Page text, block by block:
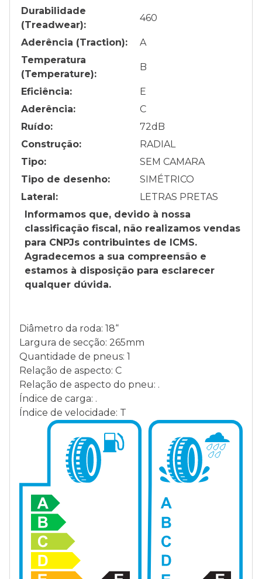
Durabilidade
(Treadwear):
460
Aderência (Traction):
A
Temperatura
(Temperature):
B
Eficiência:
E
Aderência:
C
Ruído:
72dB
Construção:
RADIAL
Tipo:
SEM CAMARA
Tipo de desenho:
SIMÉTRICO
Lateral:
LETRAS PRETAS
Informamos que, devido à nossa
classificação fiscal, não realizamos vendas
para CNPJs contribuintes de ICMS.
Agradecemos a sua compreensão e
estamos à disposição para esclarecer
qualquer dúvida.
Diâmetro da roda: 18“
Largura de secção: 265mm
Quantidade de pneus: 1
Relação de aspecto: C
Relação de aspecto do pneu: .
Índice de carga: .
Índice de velocidade: T